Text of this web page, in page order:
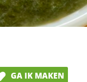
GA IK MAKEN